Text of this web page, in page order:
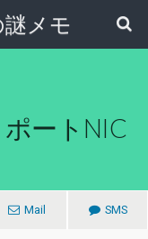
謎メモ
ートNIC
Mail SMS